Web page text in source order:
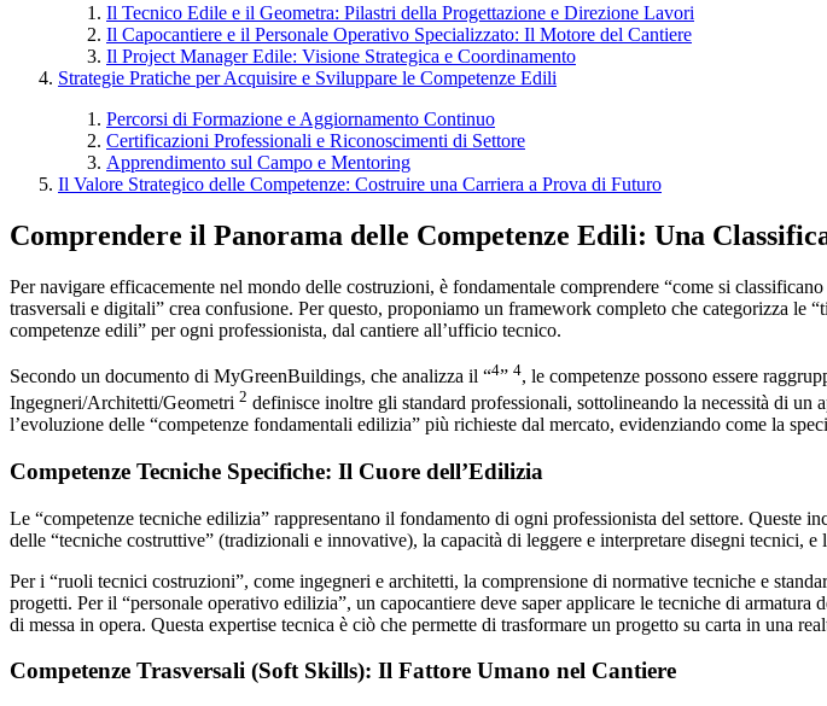
Il Tecnico Edile e il Geometra: Pilastri della Progettazione e Direzione Lavori
Il Capocantiere e il Personale Operativo Specializzato: Il Motore del Cantiere
Il Project Manager Edile: Visione Strategica e Coordinamento
Strategie Pratiche per Acquisire e Sviluppare le Competenze Edili
Percorsi di Formazione e Aggiornamento Continuo
Certificazioni Professionali e Riconoscimenti di Settore
Apprendimento sul Campo e Mentoring
Il Valore Strategico delle Competenze: Costruire una Carriera a Prova di Futuro
Comprendere il Panorama delle Competenze Edili: Una
Per navigare efficacemente nel mondo delle costruzioni, è fondamentale comprendere “come si
trasversali e digitali” crea confusione. Per questo, proponiamo un framework completo che categorizza
competenze edili” per ogni professionista, dal cantiere all’ufficio tecnico.
Secondo un documento di MyGreenBuildings, che analizza il “4” 4, le competenze possono essere
Ingegneri/Architetti/Geometri 2 definisce inoltre gli standard professionali, sottolineando la necessità di
l’evoluzione delle “competenze fondamentali edilizia” più richieste dal mercato, evidenziando come la
Competenze Tecniche Specifiche: Il Cuore dell’Edilizia
Le “competenze tecniche edilizia” rappresentano il fondamento di ogni professionista del settore.
delle “tecniche costruttive” (tradizionali e innovative), la capacità di leggere e interpretare disegni tecnici,
Per i “ruoli tecnici costruzioni”, come ingegneri e architetti, la comprensione di normative tecniche e
progetti. Per il “personale operativo edilizia”, un capocantiere deve saper applicare le tecniche di
di messa in opera. Questa expertise tecnica è ciò che permette di trasformare un progetto su carta in una
Competenze Trasversali (Soft Skills): Il Fattore Umano nel Cantiere